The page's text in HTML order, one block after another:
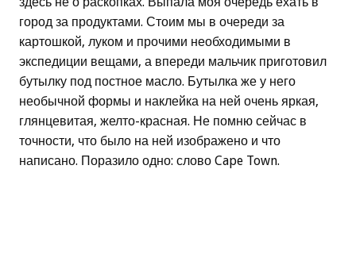
город за продуктами. Стоим мы в очереди за
картошкой, луком и прочими необходимыми в
экспедиции вещами, а впереди мальчик приготовил
бутылку под постное масло. Бутылка же у него
необычной формы и наклейка на ней очень яркая,
глянцевитая, желто-красная. Не помню сейчас в
точности, что было на ней изображено и что
написано. Поразило одно: слово Cape Town.